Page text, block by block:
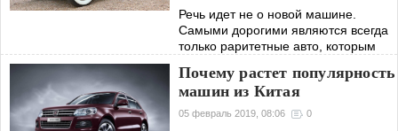
Речь идет не о новой машине.
Самыми дорогими являются всегда
только раритетные авто, которым
имеют какое-то гоночное наследие.
Почему растет популярность
машин из Китая
05 февраль 2019, 08:06 0